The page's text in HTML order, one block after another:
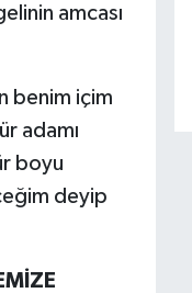
amcası
benim içim
adamı
boyu
deyip